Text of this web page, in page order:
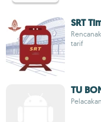
SRT
tarif
TU